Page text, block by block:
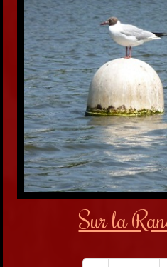
Sur la